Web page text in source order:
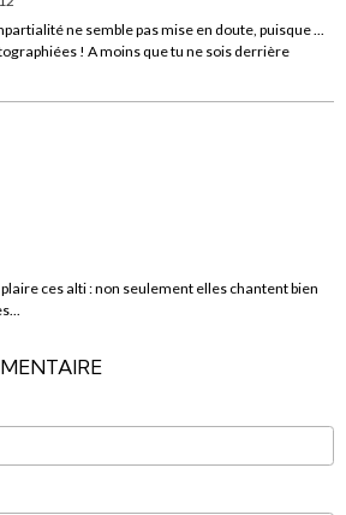
ne semble pas mise en doute, puisque ...
! A moins que tu ne sois derrière
ces alti : non seulement elles chantent bien